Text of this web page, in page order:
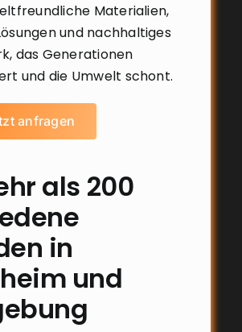
Materialien,
und nachhaltiges
das Generationen
und die Umwelt schont.
anfragen
als 200
in
und